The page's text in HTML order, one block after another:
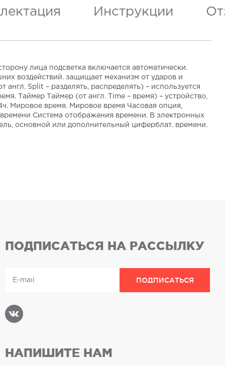
Инструкции
лица подсветка включается автоматически.
воздействий. защищает механизм от ударов и
Split – разделять, распределять) – используется
Таймер Таймер (от англ. Time – время) – устройство,
Мировое время. Мировое время Часовая опция,
Система отображения времени. В электронных
основной или дополнительный циферблат. времени.
ПОДПИСАТЬСЯ НА РАССЫЛКУ
НАПИШИТЕ НАМ